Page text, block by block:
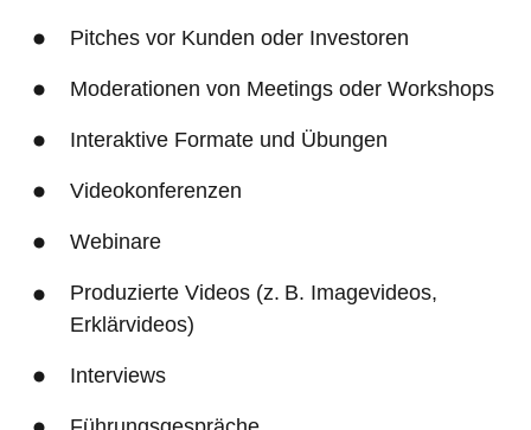
Pitches vor Kunden oder Investoren
Moderationen von Meetings oder Workshops
Interaktive Formate und Übungen
Videokonferenzen
Webinare
Produzierte Videos (z. B. Imagevideos,
Erklärvideos)
Interviews